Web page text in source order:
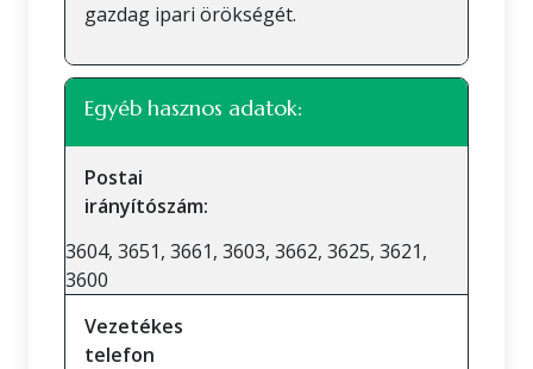
gazdag ipari örökségét.
Egyéb hasznos adatok:
Postai
irányítószám:
3604, 3651, 3661, 3603, 3662, 3625, 3621,
3600
Vezetékes
telefon